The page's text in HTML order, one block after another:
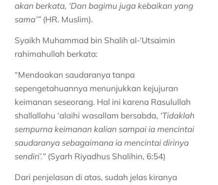
akan berkata, ‘Dan bagimu juga kebaikan yang
sama’” (HR. Muslim).
Syaikh Muhammad bin Shalih al-‘Utsaimin
rahimahullah berkata:
“Mendoakan saudaranya tanpa
sepengetahuannya menunjukkan kejujuran
keimanan seseorang. Hal ini karena Rasulullah
shallallahu ‘alaihi wasallam bersabda, ‘Tidaklah
sempurna keimanan kalian sampai ia mencintai
saudaranya sebagaimana ia mencintai dirinya
sendiri’.” (Syarh Riyadhus Shalihin, 6:54)
Dari penjelasan di atas, sudah jelas kiranya